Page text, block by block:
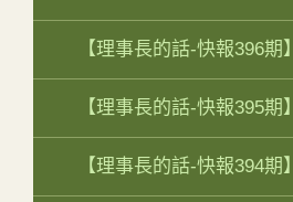
【理事長的話-快報396期】
【理事長的話-快報395期】
【理事長的話-快報394期】